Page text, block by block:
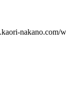
nakano.com/